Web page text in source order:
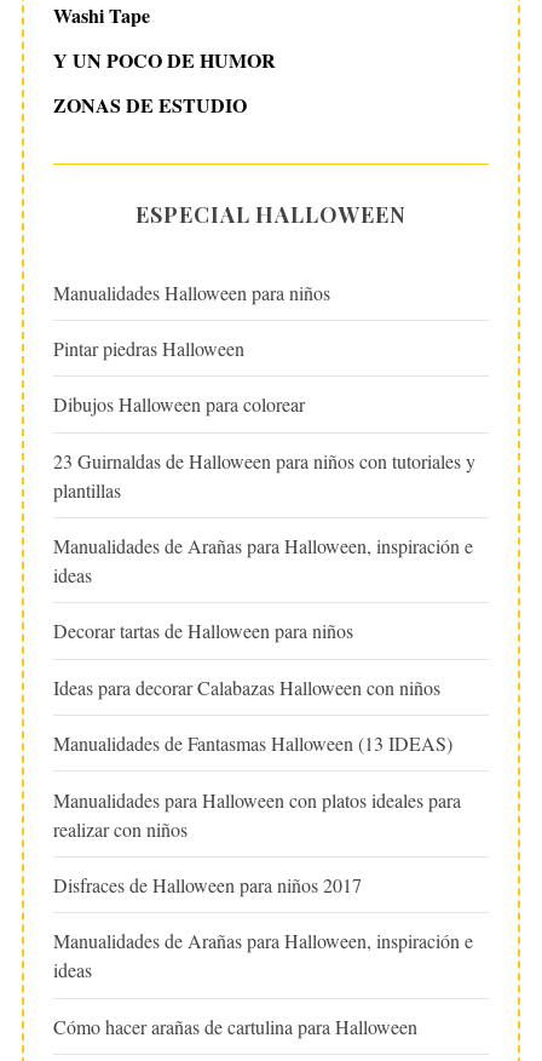
Washi Tape
Y UN POCO DE HUMOR
ZONAS DE ESTUDIO
ESPECIAL HALLOWEEN
Manualidades Halloween para niños
Pintar piedras Halloween
Dibujos Halloween para colorear
23 Guirnaldas de Halloween para niños con tutoriales y
plantillas
Manualidades de Arañas para Halloween, inspiración e
ideas
Decorar tartas de Halloween para niños
Ideas para decorar Calabazas Halloween con niños
Manualidades de Fantasmas Halloween (13 IDEAS)
Manualidades para Halloween con platos ideales para
realizar con niños
Disfraces de Halloween para niños 2017
Manualidades de Arañas para Halloween, inspiración e
ideas
Cómo hacer arañas de cartulina para Halloween